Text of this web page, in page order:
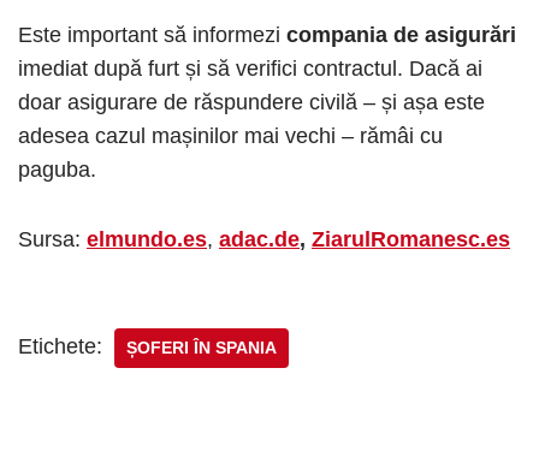
Este important să informezi compania de asigurări
imediat după furt și să verifici contractul. Dacă ai
doar asigurare de răspundere civilă – și așa este
adesea cazul mașinilor mai vechi – rămâi cu
paguba.
Sursa: elmundo.es, adac.de, ZiarulRomanesc.es
Etichete: ȘOFERI ÎN SPANIA